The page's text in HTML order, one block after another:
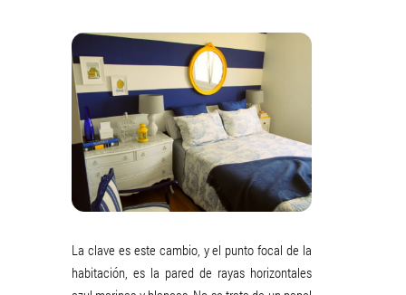
La clave es este cambio, y el punto focal de la
habitación, es la pared de rayas horizontales